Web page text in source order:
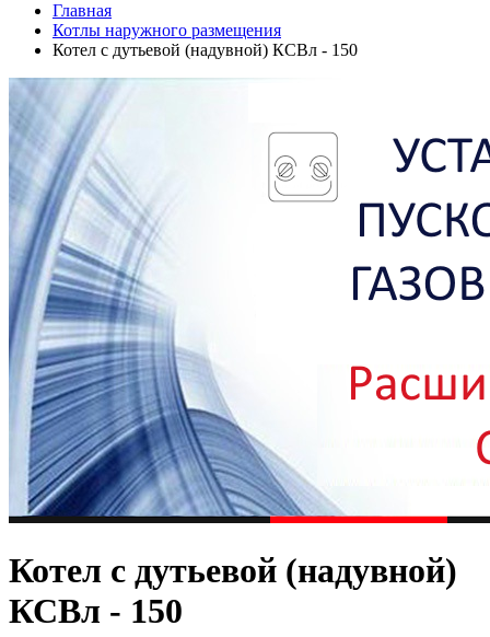
Главная
Котлы наружного размещения
Котел с дутьевой (надувной) КСВл - 150
Котел с дутьевой (надувной)
КСВл - 150